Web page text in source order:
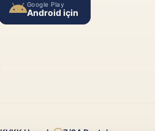
Google Play
Android için